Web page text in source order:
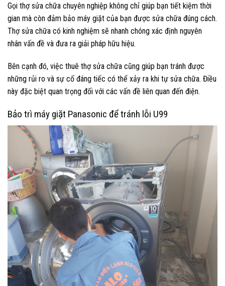
Gọi thợ sửa chữa chuyên nghiệp không chỉ giúp bạn tiết kiệm thời
gian mà còn đảm bảo máy giặt của bạn được sửa chữa đúng cách.
Thợ sửa chữa có kinh nghiệm sẽ nhanh chóng xác định nguyên
nhân vấn đề và đưa ra giải pháp hữu hiệu.
Bên cạnh đó, việc thuê thợ sửa chữa cũng giúp bạn tránh được
những rủi ro và sự cố đáng tiếc có thể xảy ra khi tự sửa chữa. Điều
này đặc biệt quan trọng đối với các vấn đề liên quan đến điện.
Bảo trì máy giặt Panasonic để tránh lỗi U99